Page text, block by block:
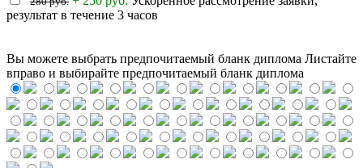
результат в течение 3 часов
Вы можете выбрать предпочитаемый бланк диплома Листайте
вправо и выбирайте предпочитаемый бланк диплома